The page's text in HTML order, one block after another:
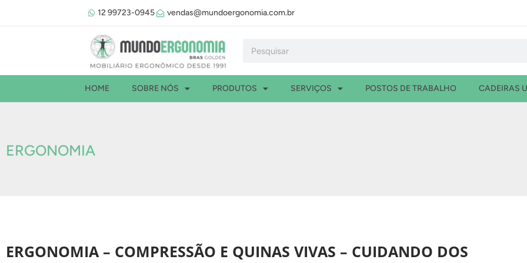
12 99723-0945 vendas@mundoergonomia.com.br
Pesquisar
HOME SOBRE NÓS PRODUTOS SERVIÇOS POSTOS DE TRABALHO CADEIRAS
ERGONOMIA
ERGONOMIA – COMPRESSÃO E QUINAS VIVAS – CUIDANDO DOS